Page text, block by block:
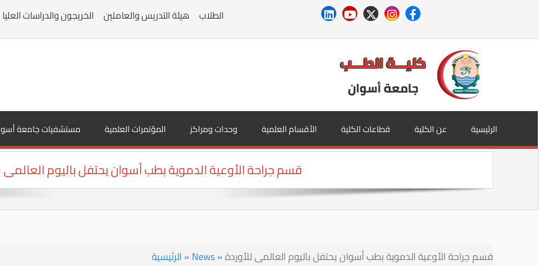
الخريجون والدراسات العليا هيئة التدريس والعاملين الطلاب
مستشفيات جامعة المؤتمرات العلمية وحدات ومراكز الأقسام العلمية قطاعات الكلية عن الكلية الرئيسية
قسم جراحة الأوعية الدموية بطب أسوان يحتفل باليوم العالمى
الرئيسية » News»قسم جراحة الأوعية الدموية بطب أسوان يحتفل باليوم العالمى للأوردة